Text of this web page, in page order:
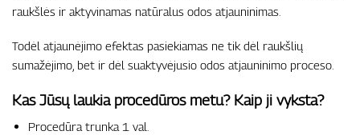
raukšlės ir aktyvinamas natūralus odos atjauninimas.
Todėl atjaunėjimo efektas pasiekiamas ne tik dėl raukšlių
sumažėjimo, bet ir dėl suaktyvėjusio odos atjauninimo proceso.
Kas Jūsų laukia procedūros metu? Kaip ji vyksta?
Procedūra trunka 1 val.